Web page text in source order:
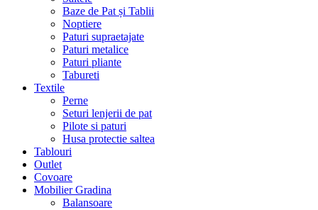
Baze de Pat și Tablii
Noptiere
Paturi supraetajate
Paturi metalice
Paturi pliante
Tabureti
Textile
Perne
Seturi lenjerii de pat
Pilote si paturi
Husa protectie saltea
Tablouri
Outlet
Covoare
Mobilier Gradina
Balansoare